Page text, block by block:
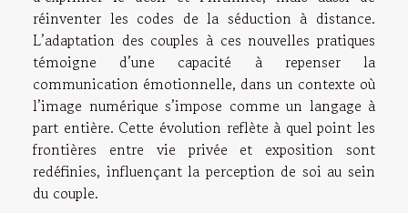
réinventer les codes de la séduction à distance.
L’adaptation des couples à ces nouvelles pratiques
témoigne d’une capacité à repenser la
communication émotionnelle, dans un contexte où
l’image numérique s’impose comme un langage à
part entière. Cette évolution reflète à quel point les
frontières entre vie privée et exposition sont
redéfinies, influençant la perception de soi au sein
du couple.